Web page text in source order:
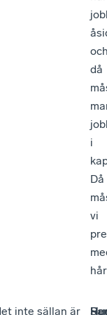
då
i
Då
vi
inte sällan är
–